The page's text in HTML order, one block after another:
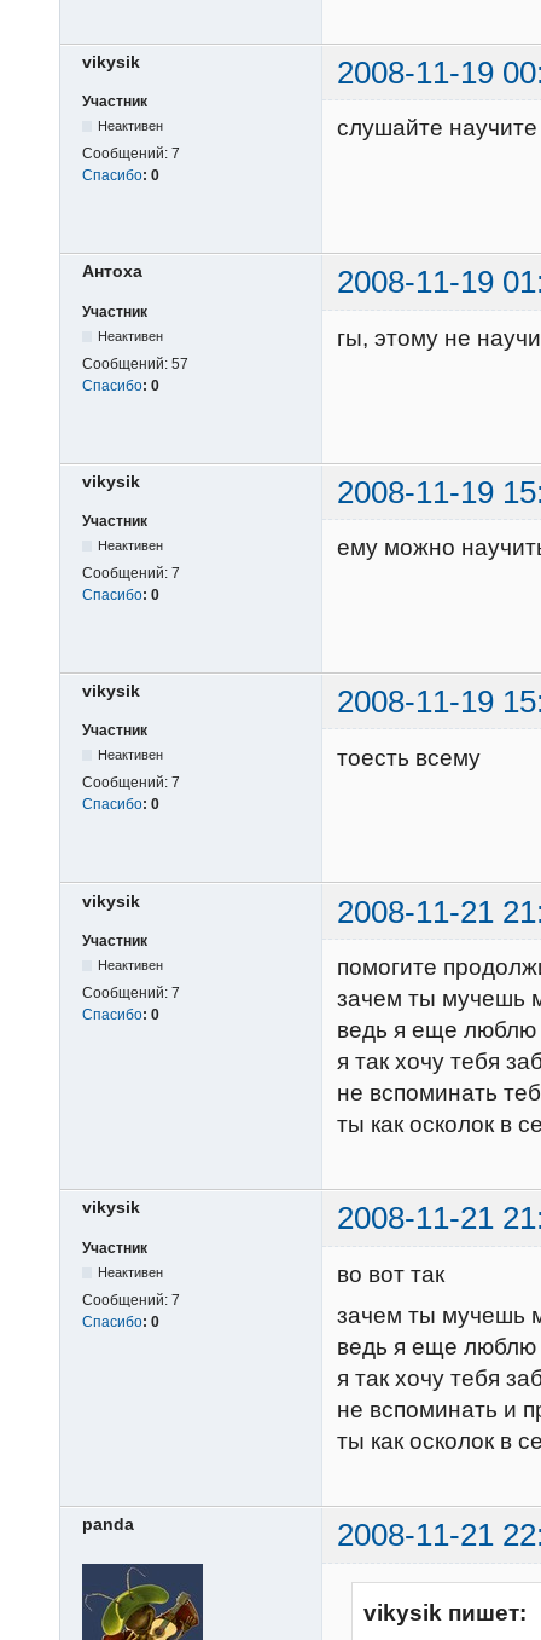
vikysik 2008-11-19
Участник
Неактивен
Сообщений: 7
Спасибо: 0
слушайте научите
Антоха 2008-11-19
Участник
Неактивен
Сообщений: 57
Спасибо: 0
гы, этому не
vikysik 2008-11-19
Участник
Неактивен
Сообщений: 7
Спасибо: 0
ему можно
vikysik 2008-11-19
Участник
Неактивен
Сообщений: 7
Спасибо: 0
тоесть всему
vikysik 2008-11-21
Участник
Неактивен
Сообщений: 7
Спасибо: 0
помогите
зачем ты мучешь
ведь я еще люблю
я так хочу тебя
не вспоминать
ты как осколок в
vikysik 2008-11-21
Участник
Неактивен
Сообщений: 7
Спасибо: 0
во вот так
зачем ты мучешь
ведь я еще люблю
я так хочу тебя
не вспоминать и
ты как осколок в
panda 2008-11-21
vikysik пишет: